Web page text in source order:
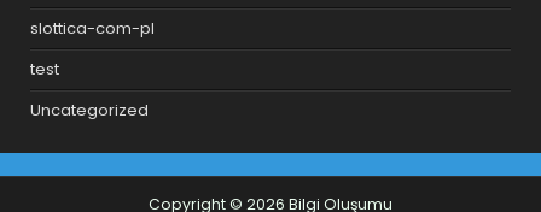
slottica-com-pl
test
Uncategorized
Copyright © 2026 Bilgi Oluşumu